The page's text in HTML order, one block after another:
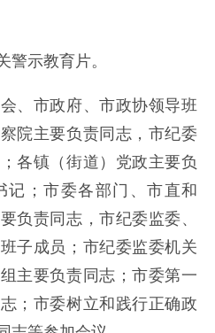
警示教育片。
、市政府、市政协领导班
院主要负责同志，市纪委
各镇（街道）党政主要负
记；市委各部门、市直和
负责同志，市纪委监委、
子成员；市纪委监委机关
主要负责同志；市委第一
；市委树立和践行正确政